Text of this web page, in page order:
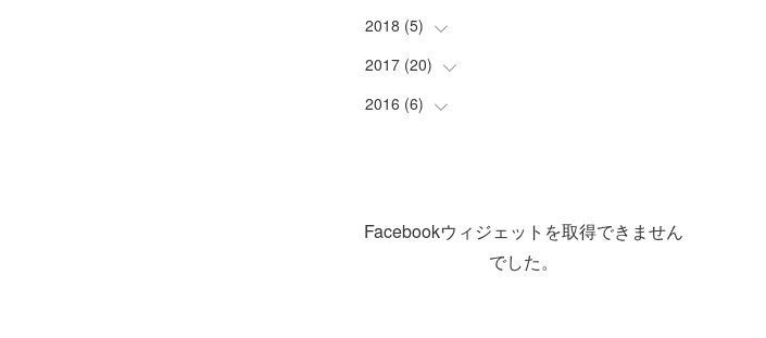
(2
(4
(4)
(9
(1)
(1
(1
(4)
(1
(1
(1
(2)
(1
2018 (5)
(1)
(1
2017 (20)
(1
2016 (6)
Facebookウィジェットを取得できません
でした。